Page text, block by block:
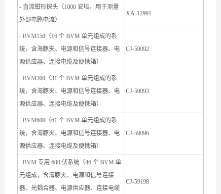
- 直流钳形探头（1000 安培，用于测量
外部电路电流）
XA-12991
- BVM150（16 个 BVM 单元组成的系
统，含海豚夹、电源和信号连接器、电
源供应器、连接电缆及便携箱）
CJ-59092
- BVM300（31 个 BVM 单元组成的系
统，含海豚夹、电源和信号连接器、电
源供应器、连接电缆及便携箱）
CJ-59093
- BVM600（61 个 BVM 单元组成的系
统，含海豚夹、电源和信号连接器、电
源供应器、连接电缆及便携箱）
CJ-59096
- BVM 专用 600 伏系统（46 个 BVM 单
元组成，含海豚夹、电源和信号连接
器、光耦合器、电源供应器、连接电缆
CJ-59198